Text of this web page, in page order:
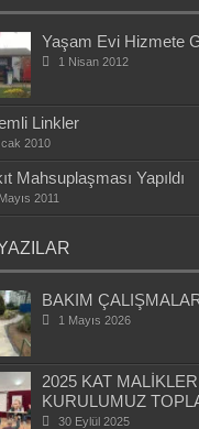
Yaşam Evi Hizmete
1 Nisan 2012
Linkler
2010
Mahsuplaşması Yapıldı
2011
BAKIM
1 Mayıs 2026
2025 KAT
KURULUMUZ
30 Eylül 2025